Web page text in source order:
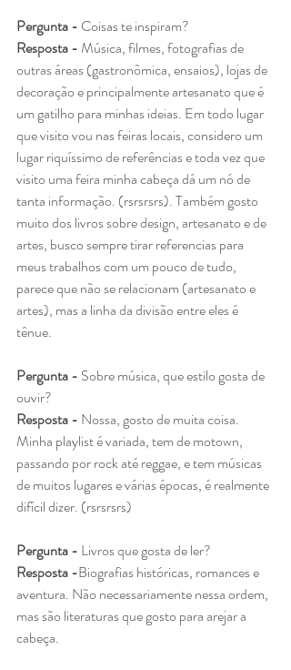
Pergunta - Coisas te inspiram?
Resposta - Música, filmes, fotografias de
outras áreas (gastronômica, ensaios), lojas de
decoração e principalmente artesanato que é
um gatilho para minhas ideias. Em todo lugar
que visito vou nas feiras locais, considero um
lugar riquíssimo de referências e toda vez que
visito uma feira minha cabeça dá um nó de
tanta informação. (rsrsrsrs). Também gosto
muito dos livros sobre design, artesanato e de
artes, busco sempre tirar referencias para
meus trabalhos com um pouco de tudo,
parece que não se relacionam (artesanato e
artes), mas a linha da divisão entre eles é
tênue.
Pergunta - Sobre música, que estilo gosta de
ouvir?
Resposta - Nossa, gosto de muita coisa.
Minha playlist é variada, tem de motown,
passando por rock até reggae, e tem músicas
de muitos lugares e várias épocas, é realmente
difícil dizer. (rsrsrsrs)
Pergunta - Livros que gosta de ler?
Resposta -Biografias históricas, romances e
aventura. Não necessariamente nessa ordem,
mas são literaturas que gosto para arejar a
cabeça.